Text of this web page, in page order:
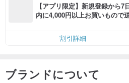
【アプリ限定】新規登録から7
内に4,000円以上お買いもので
割引詳細
ブランドについて